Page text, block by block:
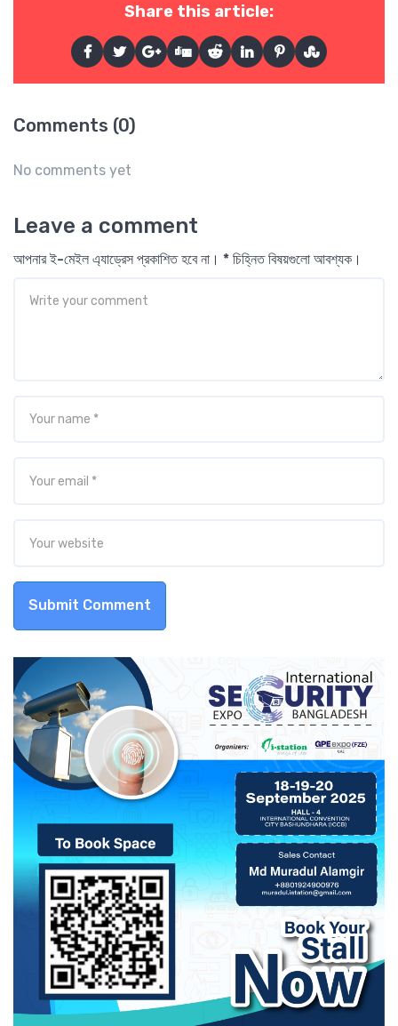
Share this article:
Comments (0)
No comments yet
Leave a comment
আপনার ই-মেইল এ্যাড্রেস প্রকাশিত হবে না। * চিহ্নিত বিষয়গুলো আবশ্যক।
Submit Comment